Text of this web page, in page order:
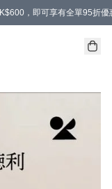
，即可享有全單95折優
折扣後），可享有